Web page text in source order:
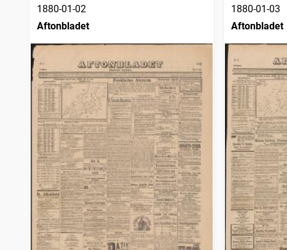
1880-01-02
Aftonbladet
1880-01-03
Aftonbladet